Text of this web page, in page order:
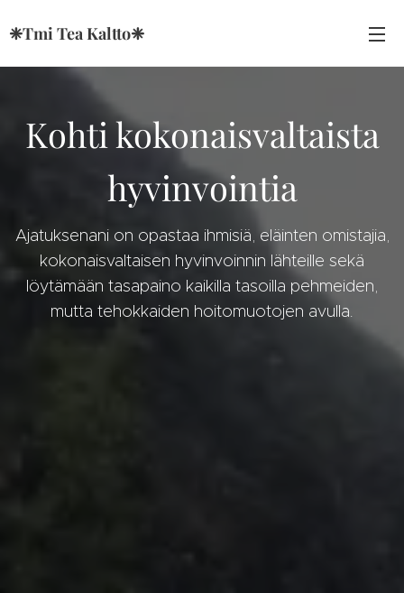
❈Tmi Tea Kaltto❈
Kohti kokonaisvaltaista
hyvinvointia
Ajatuksenani on opastaa ihmisiä, eläinten omistajia,
kokonaisvaltaisen hyvinvoinnin lähteille sekä
löytämään tasapaino kaikilla tasoilla pehmeiden,
mutta tehokkaiden hoitomuotojen avulla.